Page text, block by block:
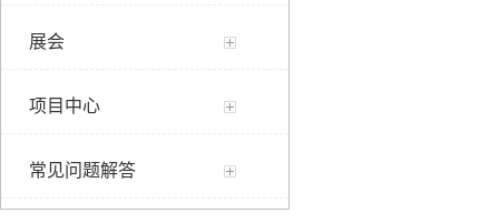
展会
项目中心
常见问题解答